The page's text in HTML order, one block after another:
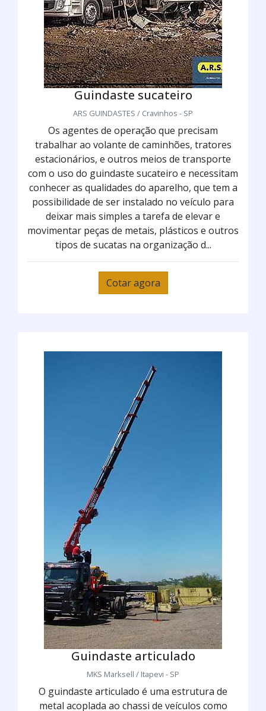
Guindaste sucateiro
ARS GUINDASTES / Cravinhos - SP
Os agentes de operação que precisam
trabalhar ao volante de caminhões, tratores
estacionários, e outros meios de transporte
com o uso do guindaste sucateiro e necessitam
conhecer as qualidades do aparelho, que tem a
possibilidade de ser instalado no veículo para
deixar mais simples a tarefa de elevar e
movimentar peças de metais, plásticos e outros
tipos de sucatas na organização d...
Cotar agora
Guindaste articulado
MKS Marksell / Itapevi - SP
O guindaste articulado é uma estrutura de
metal acoplada ao chassi de veículos como